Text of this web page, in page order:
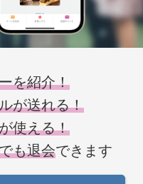
を紹介！
が送れる！
使える！
も退会できます